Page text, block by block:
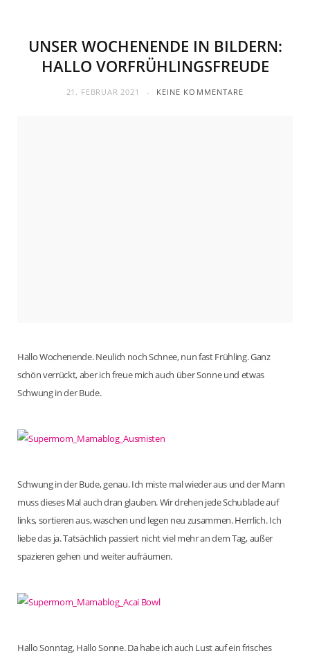
UNSER WOCHENENDE IN BILDERN:
HALLO VORFRÜHLINGSFREUDE
21. FEBRUAR 2021 KEINE KOMMENTARE
Hallo Wochenende. Neulich noch Schnee, nun fast Frühling. Ganz
schön verrückt, aber ich freue mich auch über Sonne und etwas
Schwung in der Bude.
Schwung in der Bude, genau. Ich miste mal wieder aus und der Mann
muss dieses Mal auch dran glauben. Wir drehen jede Schublade auf
links, sortieren aus, waschen und legen neu zusammen. Herrlich. Ich
liebe das ja. Tatsächlich passiert nicht viel mehr an dem Tag, außer
spazieren gehen und weiter aufräumen.
Hallo Sonntag, Hallo Sonne. Da habe ich auch Lust auf ein frisches